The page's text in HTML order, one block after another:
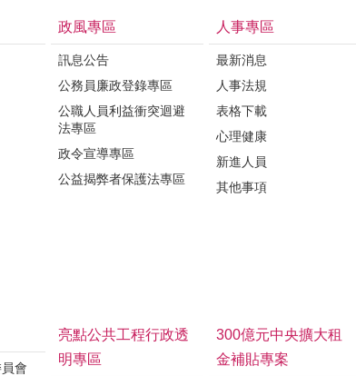
政風專區
訊息公告
公務員廉政登錄專區
公職人員利益衝突迴避
法專區
政令宣導專區
公益揭弊者保護法專區
人事專區
最新消息
人事法規
表格下載
心理健康
新進人員
其他事項
會
亮點公共工程行政透
明專區
300億元中央擴大租
金補貼專案